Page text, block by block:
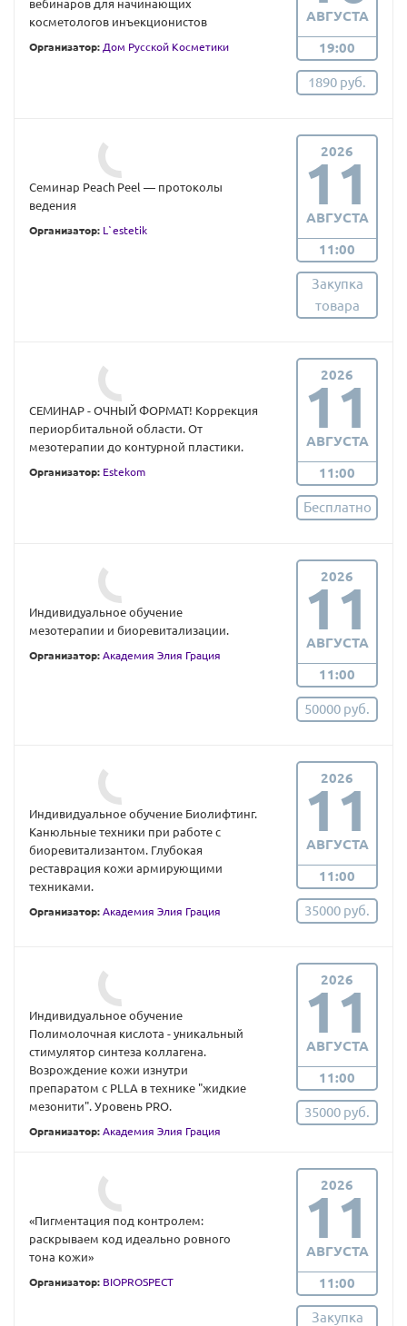
вебинаров для начинающих
косметологов инъекционистов
Организатор: Дом Русской Косметики
АВГУСТА
19:00
1890 руб.
Семинар Peach Peel — протоколы
ведения
Организатор: L`estetik
2026
11
АВГУСТА
11:00
Закупка
товара
СЕМИНАР - ОЧНЫЙ ФОРМАТ! Коррекция
периорбитальной области. От
мезотерапии до контурной пластики.
Организатор: Estekom
2026
11
АВГУСТА
11:00
Бесплатно
Индивидуальное обучение
мезотерапии и биоревитализации.
Организатор: Академия Элия Грация
2026
11
АВГУСТА
11:00
50000 руб.
Индивидуальное обучение Биолифтинг.
Канюльные техники при работе с
биоревитализантом. Глубокая
реставрация кожи армирующими
техниками.
Организатор: Академия Элия Грация
2026
11
АВГУСТА
11:00
35000 руб.
Индивидуальное обучение
Полимолочная кислота - уникальный
стимулятор синтеза коллагена.
Возрождение кожи изнутри
препаратом с PLLA в технике "жидкие
мезонити". Уровень PRO.
Организатор: Академия Элия Грация
2026
11
АВГУСТА
11:00
35000 руб.
«Пигментация под контролем:
раскрываем код идеально ровного
тона кожи»
Организатор: BIOPROSPECT
2026
11
АВГУСТА
11:00
Закупка